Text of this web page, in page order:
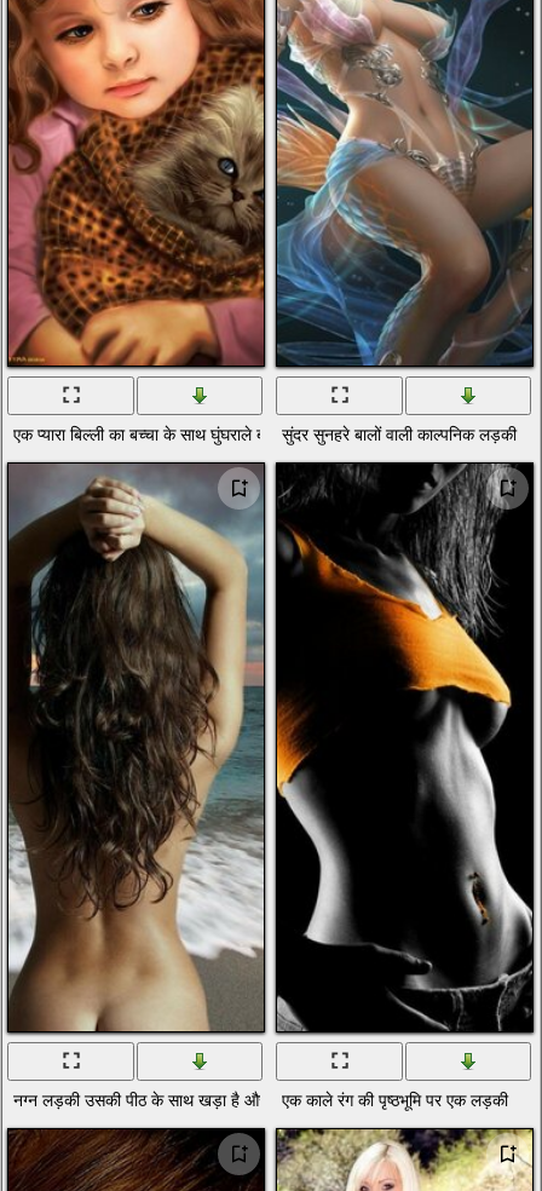
एक प्यारा बिल्ली का बच्चा के साथ घुंघराले बालों वाली लड़कीसुंदर सुनहरे बालों वाली काल्पनिक लड़की
नग्न लड़की उसकी पीठ के साथ खड़ा है और समुद्र में लग रहा हैएक काले रंग की पृष्ठभूमि पर एक लड़की